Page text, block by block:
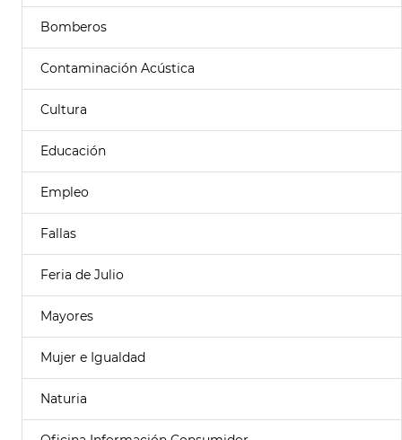
Bomberos
Contaminación Acústica
Cultura
Educación
Empleo
Fallas
Feria de Julio
Mayores
Mujer e Igualdad
Naturia